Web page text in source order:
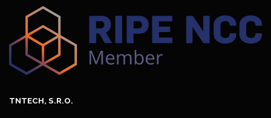
TNTECH, S.R.O.